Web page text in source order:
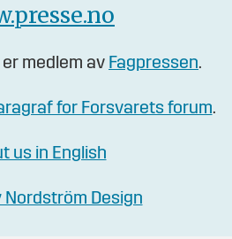
medlem av Fagpressen.
for Forsvarets forum.
us in English
Nordström Design